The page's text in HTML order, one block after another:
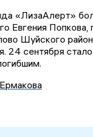
«ЛизаАлерт»
Евгения
Шуйского
24 сентября стало